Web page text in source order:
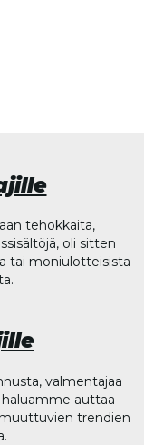
tehokkaita,
oli sitten
tai moniulotteisista
valmentajaa
haluamme auttaa
trendien